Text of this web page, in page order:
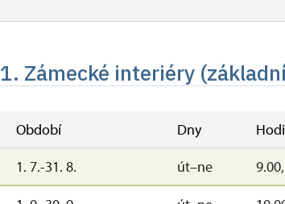
1. Zámecké interiéry
Období Dny
1. 7.-31. 8.
út–ne